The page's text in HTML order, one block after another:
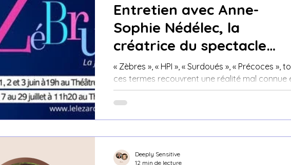
Entretien avec Anne-
Sophie Nédélec, la
créatrice du spectacle
Zébrures, la face cachée
des HPI...
« Zèbres », « HPI », « Surdoués », « Précoces »,
ces termes recouvrent une réalité mal connue
bien souvent erronée.
Deeply Sensitive
12 min de lecture